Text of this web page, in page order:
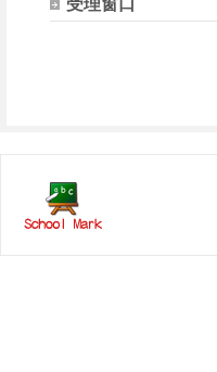
受理窗口